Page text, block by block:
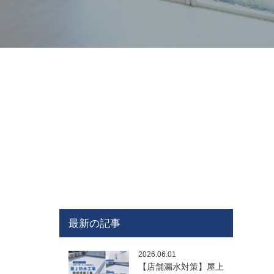
最新の記事
2026.06.01
【店舗漏水対策】屋上